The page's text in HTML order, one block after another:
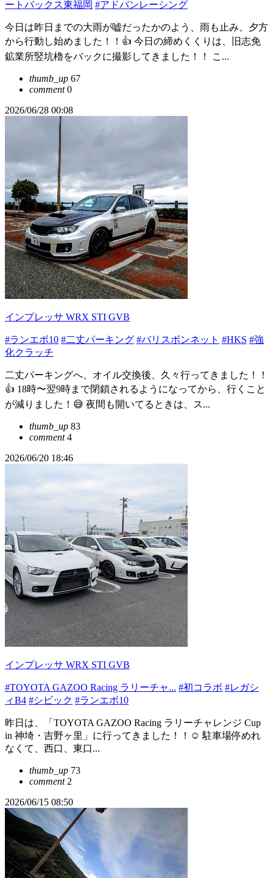
ートバックス東福岡 #アドバンレーシング
今日は昨日までの大雨が嘘だったかのよう、雨も止み、夕方
から行動し始めました！！👍 今日の締めくくりは、旧志免
鉱業所竪坑櫓をバックに撮影してきました！！ こ...
thumb_up 67
comment0
2026/06/28 00:08
インプレッサ WRX STI GVB
#ランエボ10 #二丈パーキング #バリスボンネット #HKS #強
化クラッチ
二丈パーキングへ、オイル交換後、久々行ってきました！！
👍 18時〜翌9時まで閉鎖されるようになってから、行くこと
が減りました！😅 夜間も開いてるときは、ス...
thumb_up 83
comment4
2026/06/20 18:46
インプレッサ WRX STI GVB
#TOYOTA GAZOO Racing ラリーチャ... #初コラボ #レガシ
ィB4 #シビック #ランエボ10
昨日は、「TOYOTA GAZOO Racing ラリーチャレンジ Cup
in 神埼・吉野ヶ里」に行ってきました！！☺️ 駐車場停めれ
なくて、西口、東口...
thumb_up 73
comment2
2026/06/15 08:50